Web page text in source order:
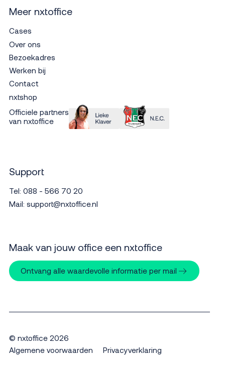
Meer nxtoffice
Cases
Over ons
Bezoekadres
Werken bij
Contact
nxtshop
Officiele partners
van nxtoffice
Support
Tel:088 - 566 70 20
Mail:support@nxtoffice.nl
Maak van jouw office een nxtoffice
Ontvang alle waardevolle informatie per mail
© nxtoffice 2026
Algemene voorwaarden
Privacyverklaring